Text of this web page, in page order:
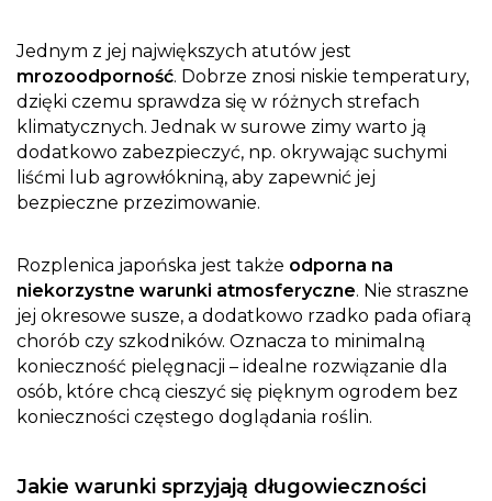
Jednym z jej największych atutów jest
mrozoodporność. Dobrze znosi niskie temperatury,
dzięki czemu sprawdza się w różnych strefach
klimatycznych. Jednak w surowe zimy warto ją
dodatkowo zabezpieczyć, np. okrywając suchymi
liśćmi lub agrowłókniną, aby zapewnić jej
bezpieczne przezimowanie.
Rozplenica japońska jest także odporna na
niekorzystne warunki atmosferyczne. Nie straszne
jej okresowe susze, a dodatkowo rzadko pada ofiarą
chorób czy szkodników. Oznacza to minimalną
konieczność pielęgnacji – idealne rozwiązanie dla
osób, które chcą cieszyć się pięknym ogrodem bez
konieczności częstego doglądania roślin.
Jakie warunki sprzyjają długowieczności